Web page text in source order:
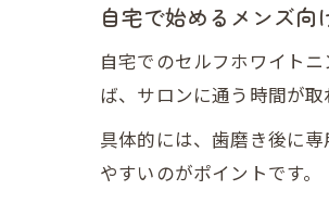
自宅で始めるメンズ向
自宅でのセルフホワイト
ば、サロンに通う時間が取
具体的には、歯磨き後に
やすいのがポイントです。